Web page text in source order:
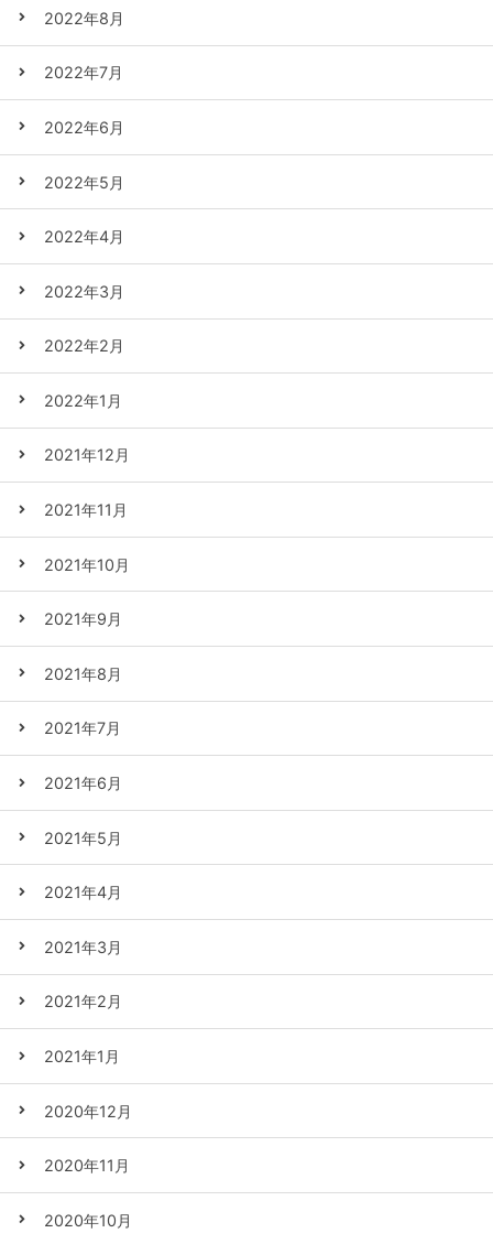
2022年8月
2022年7月
2022年6月
2022年5月
2022年4月
2022年3月
2022年2月
2022年1月
2021年12月
2021年11月
2021年10月
2021年9月
2021年8月
2021年7月
2021年6月
2021年5月
2021年4月
2021年3月
2021年2月
2021年1月
2020年12月
2020年11月
2020年10月